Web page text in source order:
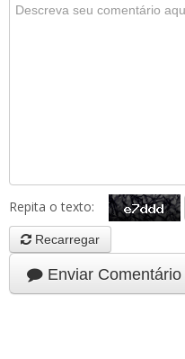
Repita o texto:
Recarregar
Enviar Comentário